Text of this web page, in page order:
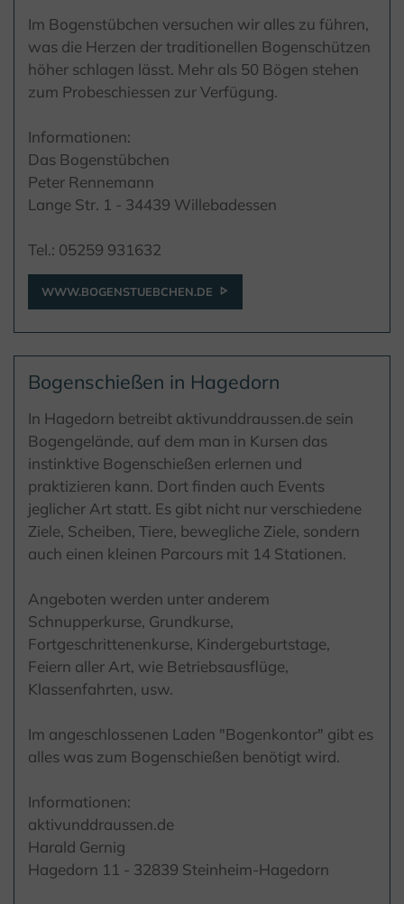
Im Bogenstübchen versuchen wir alles zu führen,
was die Herzen der traditionellen Bogenschützen
höher schlagen lässt. Mehr als 50 Bögen stehen
zum Probeschiessen zur Verfügung.
Informationen:
Das Bogenstübchen
Peter Rennemann
Lange Str. 1 - 34439 Willebadessen
Tel.: 05259 931632
WWW.BOGENSTUEBCHEN.DE
Bogenschießen in Hagedorn
In Hagedorn betreibt aktivunddraussen.de sein
Bogengelände, auf dem man in Kursen das
instinktive Bogenschießen erlernen und
praktizieren kann. Dort finden auch Events
jeglicher Art statt. Es gibt nicht nur verschiedene
Ziele, Scheiben, Tiere, bewegliche Ziele, sondern
auch einen kleinen Parcours mit 14 Stationen.
Angeboten werden unter anderem
Schnupperkurse, Grundkurse,
Fortgeschrittenenkurse, Kindergeburtstage,
Feiern aller Art, wie Betriebsausflüge,
Klassenfahrten, usw.
Im angeschlossenen Laden "Bogenkontor" gibt es
alles was zum Bogenschießen benötigt wird.
Informationen:
aktivunddraussen.de
Harald Gernig
Hagedorn 11 - 32839 Steinheim-Hagedorn